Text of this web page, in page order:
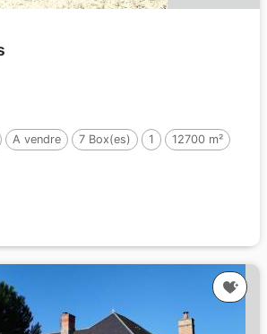
A vendre 7 Box(es) 1 12700 m²